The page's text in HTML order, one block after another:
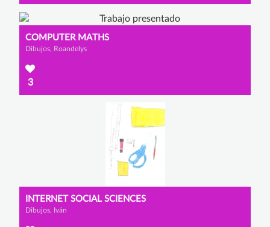
COMPUTER MATHS
Dibujos, Roandelys
3
INTERNET SOCIAL SCIENCES
Dibujos, Iván